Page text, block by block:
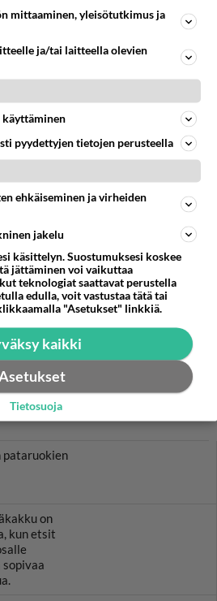
yllättävän
25-vuotias
ei riitä...
ei jää
pataruokien
on
kun etsit
mittaaminen, yleisötutkimus ja
ja/tai laitteella olevien
pyydettyjen tietojen perusteella
ehkäiseminen ja virheiden
jakelu
käsittelyn. Suostumuksesi koskee
jättäminen voi vaikuttaa
teknologiat saattavat perustella
edulla, voit vastustaa tätä tai
"Asetukset" linkkiä.
kaikki
Tietosuoja